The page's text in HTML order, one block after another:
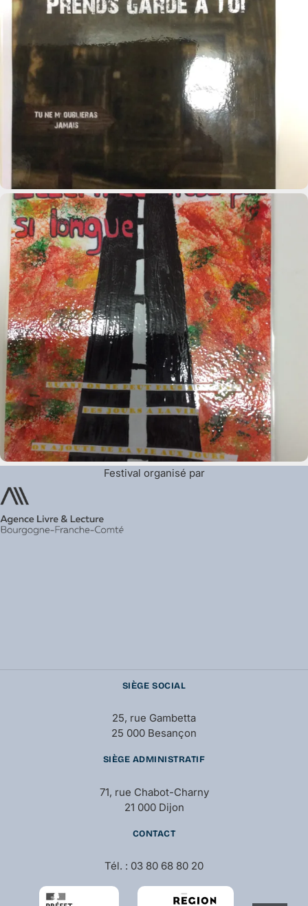
Festival organisé par
SIÈGE SOCIAL
25, rue Gambetta
25 000 Besançon
SIÈGE ADMINISTRATIF
71, rue Chabot-Charny
21 000 Dijon
CONTACT
Tél. : 03 80 68 80 20